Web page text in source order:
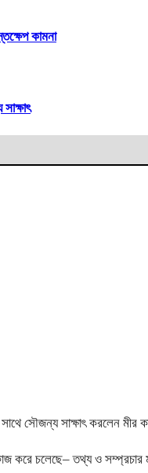
কামনা
সৌজন্য সাক্ষাৎ করলেন মীর
করে চলেছে– তথ্য ও সম্প্রচার